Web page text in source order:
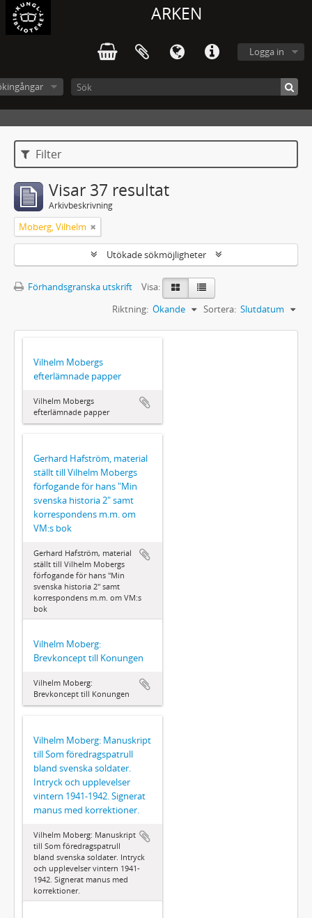
ARKEN
Logga in
Filter
Visar 37 resultat
Arkivbeskrivning
Moberg, Vilhelm
Utökade sökmöjligheter
Förhandsgranska utskrift
Visa:
Sortera: Slutdatum
Riktning: Ökande
Vilhelm Mobergs
efterlämnade papper
Vilhelm Mobergs
efterlämnade papper
Gerhard Hafström, material
ställt till Vilhelm Mobergs
förfogande för hans "Min
svenska historia 2" samt
korrespondens m.m. om
VM:s bok
Gerhard Hafström, material
ställt till Vilhelm Mobergs
förfogande för hans "Min
svenska historia 2" samt
korrespondens m.m. om VM:s
bok
Vilhelm Moberg:
Brevkoncept till Konungen
Vilhelm Moberg:
Brevkoncept till Konungen
Vilhelm Moberg: Manuskript
till Som föredragspatrull
bland svenska soldater.
Intryck och upplevelser
vintern 1941-1942. Signerat
manus med korrektioner.
Vilhelm Moberg: Manuskript
till Som föredragspatrull
bland svenska soldater. Intryck
och upplevelser vintern 1941-
1942. Signerat manus med
korrektioner.